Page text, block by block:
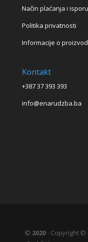
Način plaćanja i
Politika privatnosti
Informacije o
Kontakt
+387 37 393 393
info@enarudzba.ba
© 2020- Copyright ©